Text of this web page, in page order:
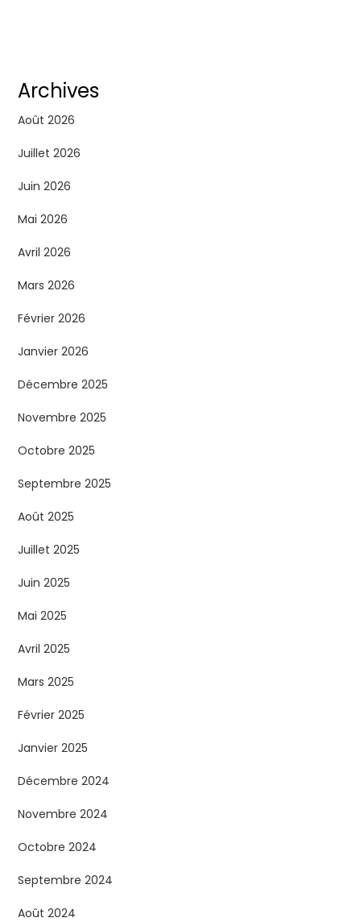
Archives
Août 2026
Juillet 2026
Juin 2026
Mai 2026
Avril 2026
Mars 2026
Février 2026
Janvier 2026
Décembre 2025
Novembre 2025
Octobre 2025
Septembre 2025
Août 2025
Juillet 2025
Juin 2025
Mai 2025
Avril 2025
Mars 2025
Février 2025
Janvier 2025
Décembre 2024
Novembre 2024
Octobre 2024
Septembre 2024
Août 2024